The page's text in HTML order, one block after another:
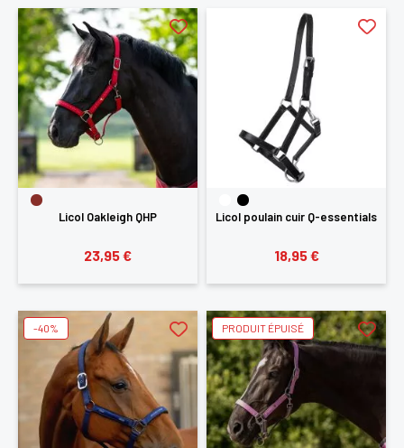
Licol Oakleigh QHP
23,95 €
Licol poulain cuir Q-essentials
18,95 €
-40% PRODUIT ÉPUISÉ